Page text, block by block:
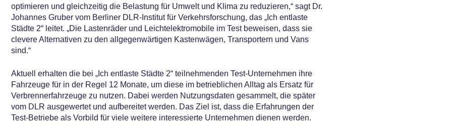
optimieren und gleichzeitig die Belastung für Umwelt und Klima zu reduzieren,“ sagt Dr.
Johannes Gruber vom Berliner DLR-Institut für Verkehrsforschung, das „Ich entlaste
Städte 2“ leitet. „Die Lastenräder und Leichtelektromobile im Test beweisen, dass sie
clevere Alternativen zu den allgegenwärtigen Kastenwägen, Transportern und Vans
sind.“
Aktuell erhalten die bei „Ich entlaste Städte 2“ teilnehmenden Test-Unternehmen ihre
Fahrzeuge für in der Regel 12 Monate, um diese im betrieblichen Alltag als Ersatz für
Verbrennerfahrzeuge zu nutzen. Dabei werden Nutzungsdaten gesammelt, die später
vom DLR ausgewertet und aufbereitet werden. Das Ziel ist, dass die Erfahrungen der
Test-Betriebe als Vorbild für viele weitere interessierte Unternehmen dienen werden.